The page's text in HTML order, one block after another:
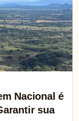
Nacional é
sua